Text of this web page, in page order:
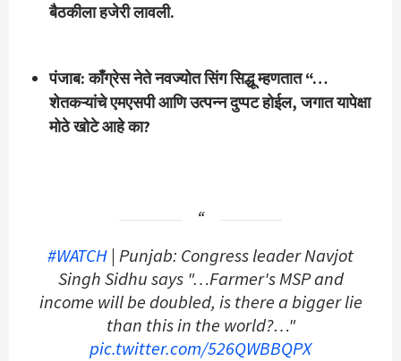
बैठकीला हजेरी लावली.
पंजाब: काँग्रेस नेते नवज्योत सिंग सिद्धू म्हणतात “…
शेतकऱ्यांचे एमएसपी आणि उत्पन्न दुप्पट होईल, जगात यापेक्षा
मोठे खोटे आहे का?
#WATCH | Punjab: Congress leader Navjot
Singh Sidhu says "…Farmer's MSP and
income will be doubled, is there a bigger lie
than this in the world?…"
pic.twitter.com/526QWBBQPX